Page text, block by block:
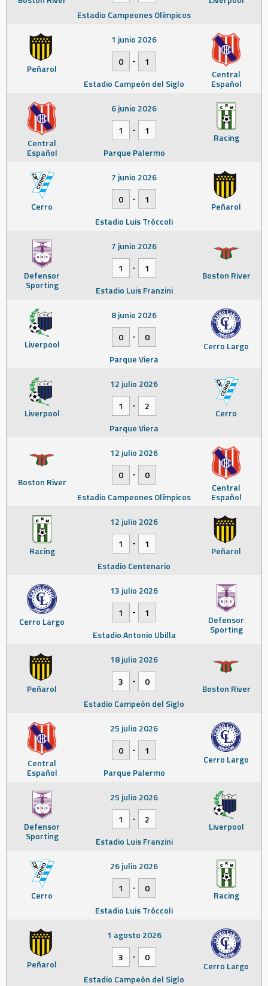
Estadio Campeones Olímpicos
Peñarol Central
Español
1 junio 2026
0
-
1
Estadio Campeón del Siglo
Central
Español
Racing
6 junio 2026
1
-
1
Parque Palermo
Cerro Peñarol
7 junio 2026
0
-
1
Estadio Luis Tróccoli
Defensor
Sporting
Boston River
7 junio 2026
1
-
1
Estadio Luis Franzini
Liverpool Cerro Largo
8 junio 2026
0
-
0
Parque Viera
Liverpool Cerro
12 julio 2026
1
-
2
Parque Viera
Boston River Central
Español
12 julio 2026
0
-
0
Estadio Campeones Olímpicos
Racing Peñarol
12 julio 2026
1
-
1
Estadio Centenario
Cerro Largo Defensor
Sporting
13 julio 2026
1
-
1
Estadio Antonio Ubilla
Peñarol Boston River
18 julio 2026
3
-
0
Estadio Campeón del Siglo
Central
Español
Cerro Largo
25 julio 2026
0
-
1
Parque Palermo
Defensor
Sporting
Liverpool
25 julio 2026
1
-
2
Estadio Luis Franzini
Cerro Racing
26 julio 2026
1
-
0
Estadio Luis Tróccoli
Peñarol Cerro Largo
1 agosto 2026
3
-
0
Estadio Campeón del Siglo